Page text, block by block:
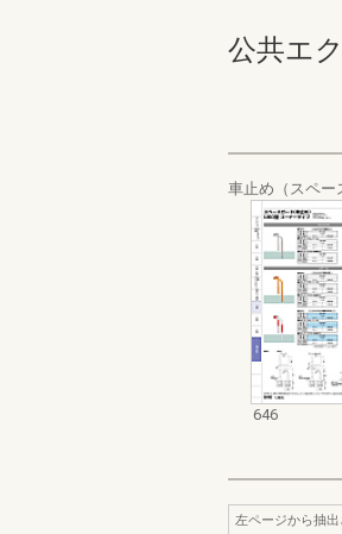
公共エ
車止め（スペー
646
左ページから抽